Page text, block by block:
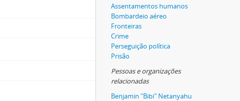
Assentamentos humanos
Bombardeio aéreo
Fronteiras
Crime
Perseguição política
Prisão
Pessoas e organizações
relacionadas
Benjamin "Bibi" Netanyahu